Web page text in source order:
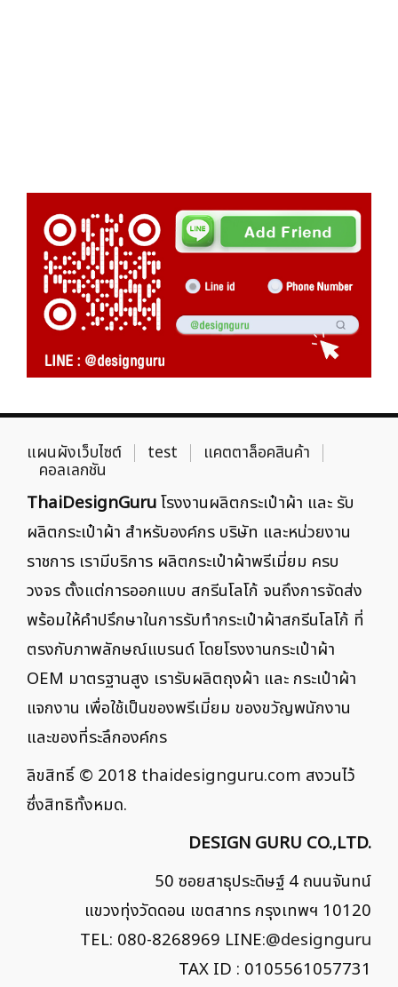
แผนผังเว็บไซต์ test แคตตาล็อคสินค้า
คอลเลกชัน
ThaiDesignGuruโรงงานผลิตกระเป๋าผ้า และ รับ
ผลิตกระเป๋าผ้า สำหรับองค์กร บริษัท และหน่วยงาน
ราชการ เรามีบริการ ผลิตกระเป๋าผ้าพรีเมี่ยม ครบ
วงจร ตั้งแต่การออกแบบ สกรีนโลโก้ จนถึงการจัดส่ง
พร้อมให้คำปรึกษาในการรับทำกระเป๋าผ้าสกรีนโลโก้ ที่
ตรงกับภาพลักษณ์แบรนด์ โดยโรงงานกระเป๋าผ้า
OEM มาตรฐานสูง เรารับผลิตถุงผ้า และ กระเป๋าผ้า
แจกงาน เพื่อใช้เป็นของพรีเมี่ยม ของขวัญพนักงาน
และของที่ระลึกองค์กร
ลิขสิทธิ์ © 2018 thaidesignguru.com สงวนไว้
ซึ่งสิทธิทั้งหมด.
DESIGN GURU CO.,LTD.
50 ซอยสาธุประดิษฐ์ 4 ถนนจันทน์
แขวงทุ่งวัดดอน เขตสาทร กรุงเทพฯ 10120
TEL: 080-8268969 LINE:@designguru
TAX ID : 0105561057731